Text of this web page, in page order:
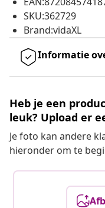
SKU:362729
Brand:vidaXL
Informatie
Heb je een
leuk? Upload er
Je foto kan andere
hieronder om te